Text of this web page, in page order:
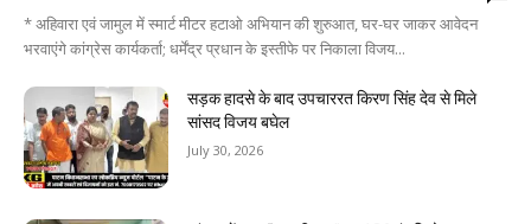
* अहिवारा एवं जामुल में स्मार्ट मीटर हटाओ अभियान की शुरुआत, घर-घर जाकर आवेदन
भरवाएंगे कांग्रेस कार्यकर्ता; धर्मेंद्र प्रधान के इस्तीफे पर निकाला विजय...
सड़क हादसे के बाद उपचाररत किरण सिंह देव से मिले
सांसद विजय बघेल
July 30, 2026